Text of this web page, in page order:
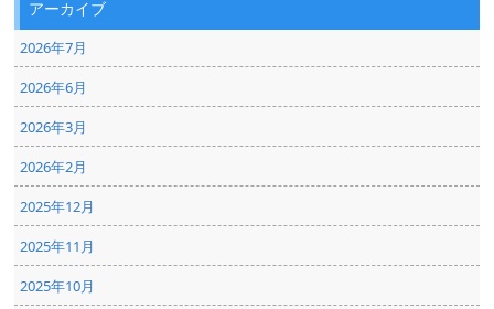
アーカイブ
2026年7月
2026年6月
2026年3月
2026年2月
2025年12月
2025年11月
2025年10月